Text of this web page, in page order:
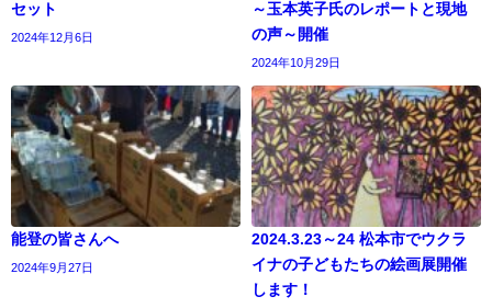
セット
2024年12月6日
～玉本英子氏のレポートと現地
の声～開催
2024年10月29日
能登の皆さんへ
2024年9月27日
2024.3.23～24 松本市でウクラ
イナの子どもたちの絵画展開催
します！